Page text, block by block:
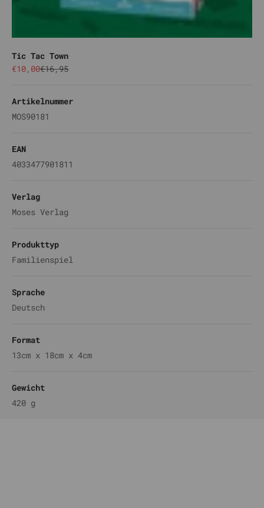
Tic Tac Town
Angebot
€10,00Regulärer Preis
€16,95
Artikelnummer
MOS90181
EAN
4033477901811
Verlag
Moses Verlag
Produkttyp
Familienspiel
Sprache
Deutsch
Format
13cm x 18cm x 4cm
Gewicht
420 g